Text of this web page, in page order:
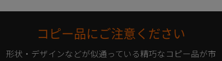
コピー品にご注意ください
形状・デザインなどが似通っている精巧なコピー品が市